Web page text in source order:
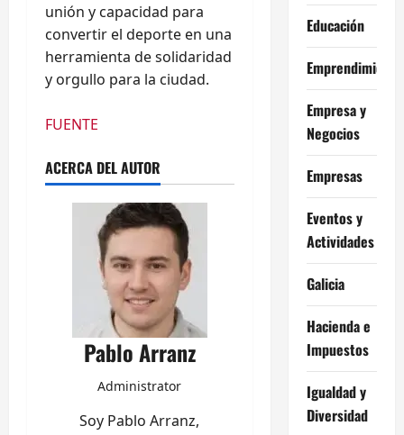
unión y capacidad para
convertir el deporte en una
herramienta de solidaridad
y orgullo para la ciudad.
FUENTE
ACERCA DEL AUTOR
Pablo Arranz
Administrator
Soy Pablo Arranz,
Educación
Emprendimiento
Empresa y
Negocios
Empresas
Eventos y
Actividades
Galicia
Hacienda e
Impuestos
Igualdad y
Diversidad